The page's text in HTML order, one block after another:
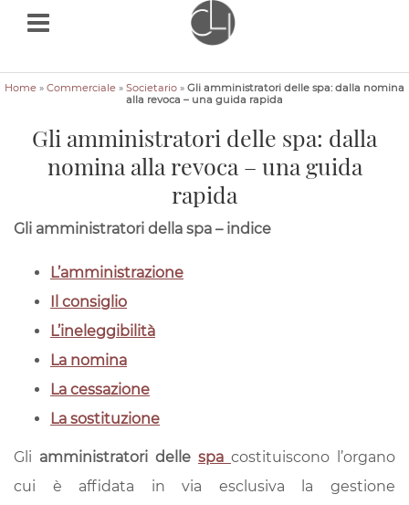
Home » Commerciale » Societario » Gli amministratori delle spa: dalla nomina
alla revoca – una guida rapida
Gli amministratori delle spa: dalla
nomina alla revoca – una guida
rapida
Avv.
Beatrice
Bellato
consulenzalegaleitalia.it
amministratori
dalla
nomina
Gli amministratori della spa – indice
L’amministrazione
Il consiglio
L’ineleggibilità
La nomina
La cessazione
La sostituzione
Gli amministratori delle spa costituiscono l’organo
cui è affidata in via esclusiva la gestione